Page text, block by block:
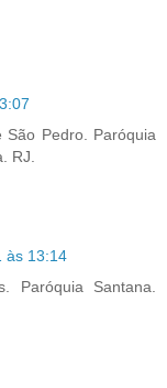
São Pedro. Paróquia
RJ.
às 13:14
Paróquia Santana.